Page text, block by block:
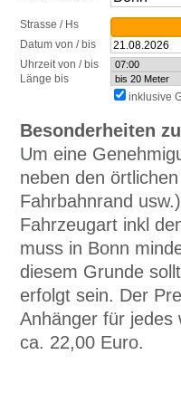
Strasse / Hs
Datum von / bis
Uhrzeit von / bis
Länge bis
inklusive
Besonderheiten
Um eine
neben den
Fahrbahnrand
Fahrzeugart inkl
muss in Bonn
diesem Grunde
erfolgt sein. Der
Anhänger für jedes
ca. 22,00 Euro.